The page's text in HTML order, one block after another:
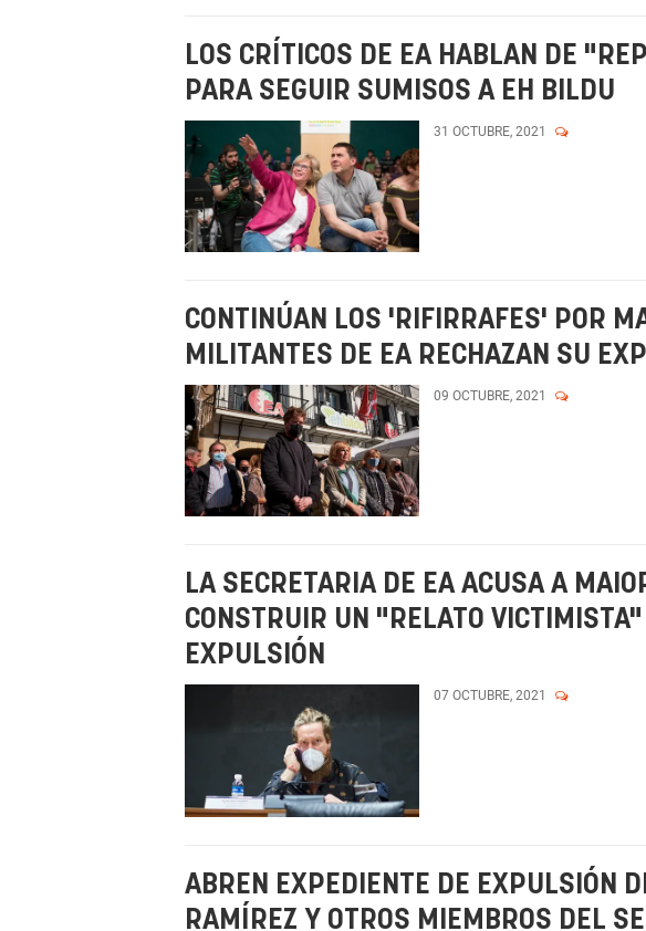
LOS CRÍTICOS DE EA HABLAN DE
PARA SEGUIR SUMISOS A EH BILDU
31 OCTUBRE, 2021
CONTINÚAN LOS 'RIFIRRAFES' POR
MILITANTES DE EA RECHAZAN SU
09 OCTUBRE, 2021
LA SECRETARIA DE EA ACUSA A
CONSTRUIR UN "RELATO
EXPULSIÓN
07 OCTUBRE, 2021
ABREN EXPEDIENTE DE EXPULSIÓN
RAMÍREZ Y OTROS MIEMBROS DEL